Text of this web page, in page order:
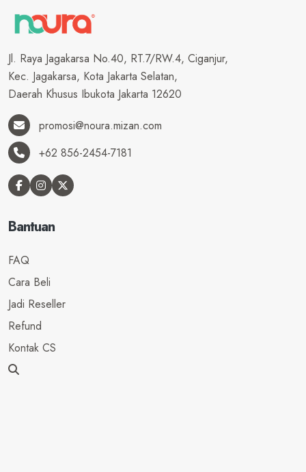
Jl. Raya Jagakarsa No.40, RT.7/RW.4, Ciganjur,
Kec. Jagakarsa, Kota Jakarta Selatan,
Daerah Khusus Ibukota Jakarta 12620
promosi@noura.mizan.com
+62 856-2454-7181
Bantuan
FAQ
Cara Beli
Jadi Reseller
Refund
Kontak CS